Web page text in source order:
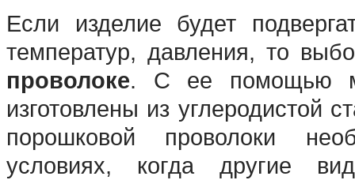
Если изделие будет
температур, давления, то
проволоке. С ее помощью
изготовлены из углеродистой
порошковой проволоки
условиях, когда другие